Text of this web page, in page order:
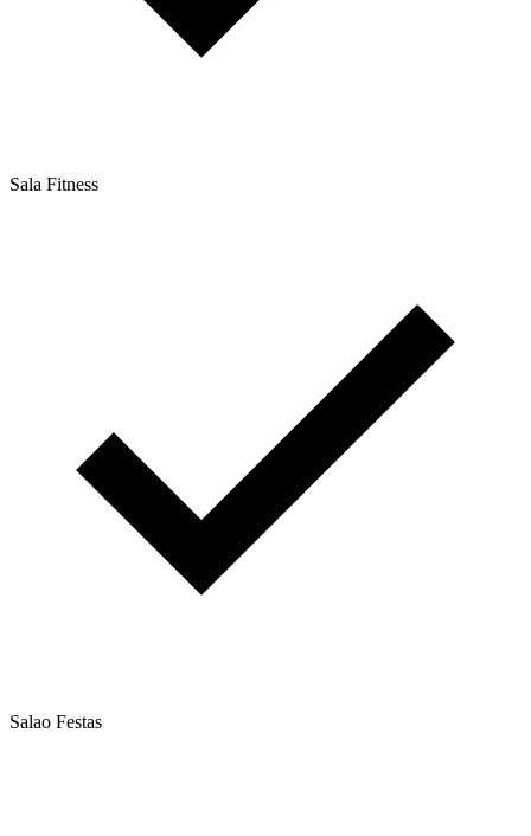
Sala Fitness
Salao Festas